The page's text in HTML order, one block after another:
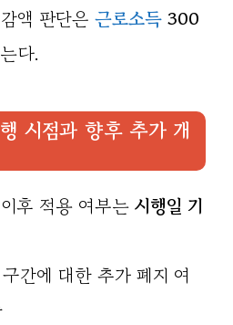
액 판단은 근로소득 300
다.
시점과 향후 추가 개
후 적용 여부는 시행일 기
간에 대한 추가 폐지 여